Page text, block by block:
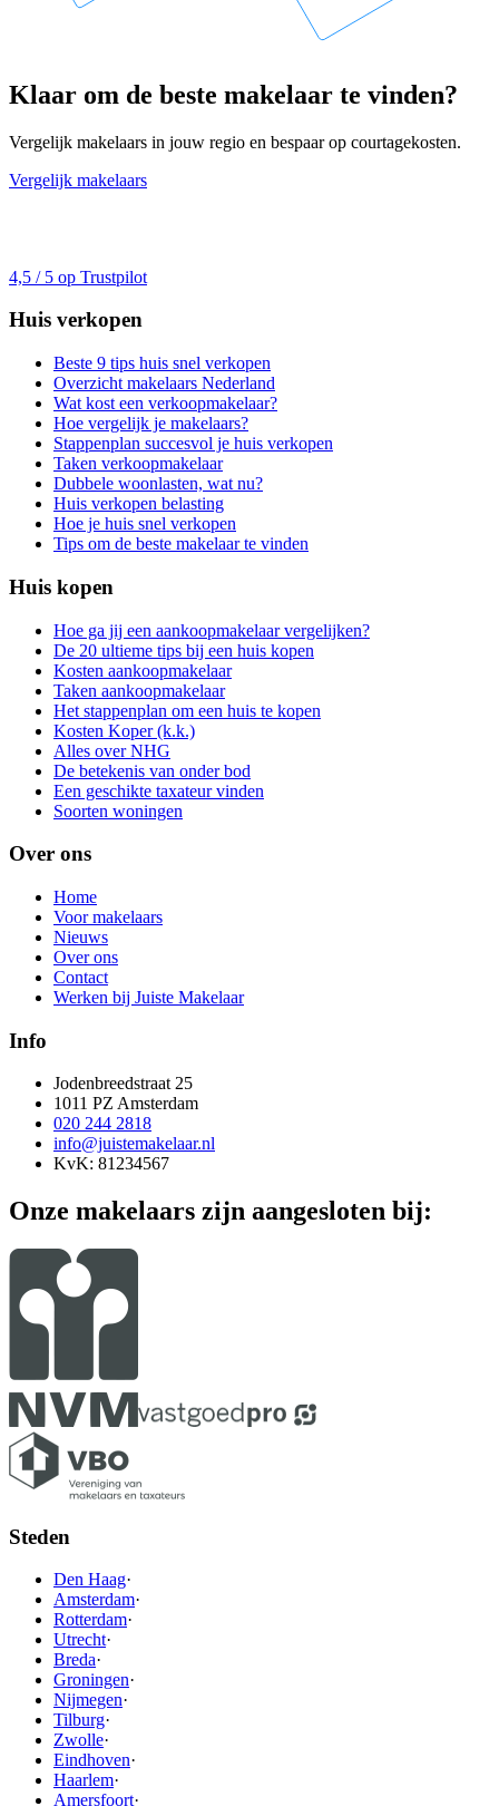
Klaar om de beste makelaar te vinden?
Vergelijk makelaars in jouw regio en bespaar op courtagekosten.
Vergelijk makelaars
4,5 / 5 op Trustpilot
Huis verkopen
Beste 9 tips huis snel verkopen
Overzicht makelaars Nederland
Wat kost een verkoopmakelaar?
Hoe vergelijk je makelaars?
Stappenplan succesvol je huis verkopen
Taken verkoopmakelaar
Dubbele woonlasten, wat nu?
Huis verkopen belasting
Hoe je huis snel verkopen
Tips om de beste makelaar te vinden
Huis kopen
Hoe ga jij een aankoopmakelaar vergelijken?
De 20 ultieme tips bij een huis kopen
Kosten aankoopmakelaar
Taken aankoopmakelaar
Het stappenplan om een huis te kopen
Kosten Koper (k.k.)
Alles over NHG
De betekenis van onder bod
Een geschikte taxateur vinden
Soorten woningen
Over ons
Home
Voor makelaars
Nieuws
Over ons
Contact
Werken bij Juiste Makelaar
Info
Jodenbreedstraat 25
1011 PZ Amsterdam
020 244 2818
info@juistemakelaar.nl
KvK: 81234567
Onze makelaars zijn aangesloten bij:
Steden
Den Haag·
Amsterdam·
Rotterdam·
Utrecht·
Breda·
Groningen·
Nijmegen·
Tilburg·
Zwolle·
Eindhoven·
Haarlem·
Amersfoort·